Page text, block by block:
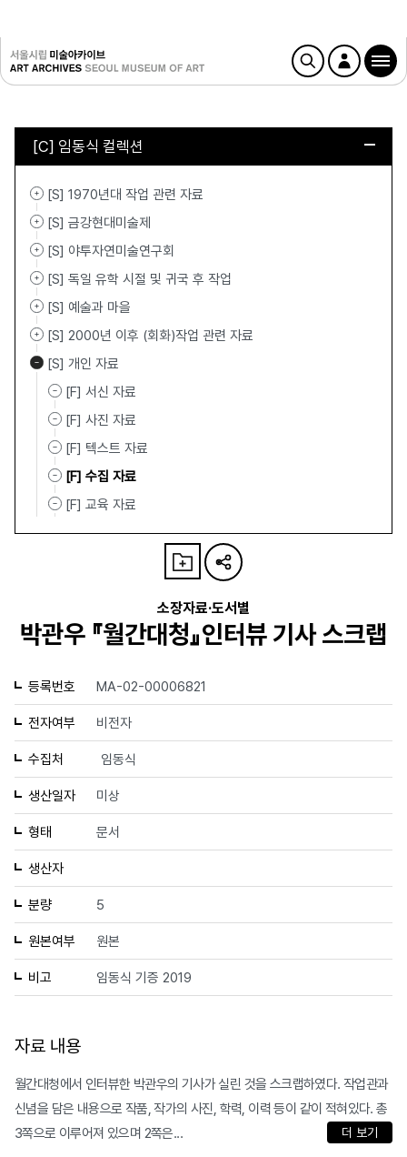
[C] 임동식 컬렉션
[S] 1970년대 작업 관련 자료
[S] 금강현대미술제
[S] 야투자연미술연구회
[S] 독일 유학 시절 및 귀국 후 작업
[S] 예술과 마을
[S] 2000년 이후 (회화)작업 관련 자료
[S] 개인 자료
[F] 서신 자료
[F] 사진 자료
[F] 텍스트 자료
[F] 수집 자료
[F] 교육 자료
소장자료·도서별
박관우 『월간대청』인터뷰 기사 스크랩
등록번호 MA-02-00006821
전자여부 비전자
수집처 임동식
생산일자 미상
형태 문서
생산자
분량 5
원본여부 원본
비고 임동식 기증 2019
자료 내용
월간대청에서 인터뷰한 박관우의 기사가 실린 것을 스크랩하였다. 작업관과
신념을 담은 내용으로 작품, 작가의 사진, 학력, 이력 등이 같이 적혀있다. 총
3쪽으로 이루어져 있으며 2쪽은...
더 보기